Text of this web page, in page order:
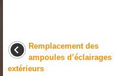
Remplacement des
ampoules d’éclairages
extérieurs